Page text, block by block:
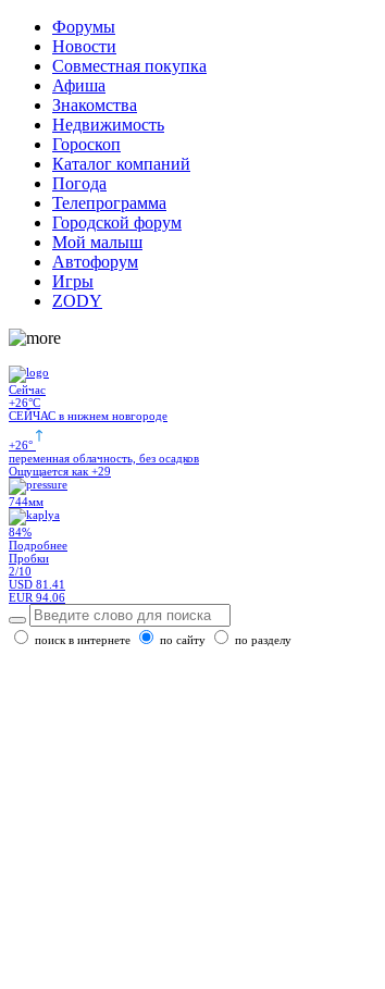
Форумы
Новости
Совместная покупка
Афиша
Знакомства
Недвижимость
Гороскоп
Каталог компаний
Погода
Телепрограмма
Городской форум
Мой малыш
Автофорум
Игры
ZODY
Сейчас
+26°C
СЕЙЧАС в нижнем новгороде
+26°
переменная облачность, без осадков
Ощущается как +29
744мм
84%
Подробнее
Пробки
2/10
USD 81.41
EUR 94.06
поиск в интернете по сайту по разделу